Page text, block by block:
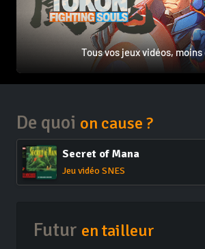
Tous vos jeux vidéos,
De quoi on cause ?
Secret of Mana
Jeu vidéo SNES
Futur en tailleur